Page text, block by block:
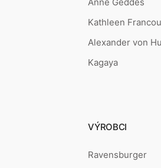
Kathleen
Alexander von
Kagaya
VÝROBCI
Ravensburger